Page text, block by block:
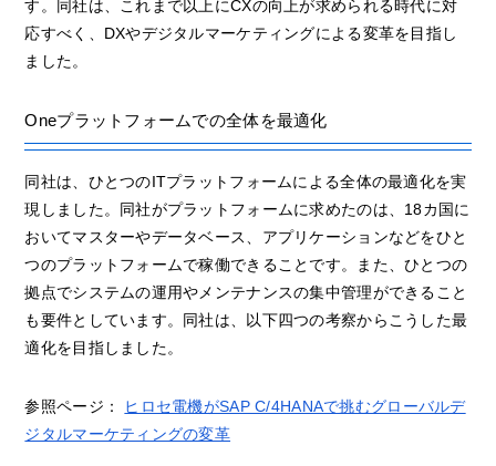
す。同社は、これまで以上にCXの向上が求められる時代に対
応すべく、DXやデジタルマーケティングによる変革を目指し
ました。
Oneプラットフォームでの全体を最適化
同社は、ひとつのITプラットフォームによる全体の最適化を実
現しました。同社がプラットフォームに求めたのは、18カ国に
おいてマスターやデータベース、アプリケーションなどをひと
つのプラットフォームで稼働できることです。また、ひとつの
拠点でシステムの運用やメンテナンスの集中管理ができること
も要件としています。同社は、以下四つの考察からこうした最
適化を目指しました。
参照ページ：
ヒロセ電機がSAP C/4HANAで挑むグローバルデ
ジタルマーケティングの変革